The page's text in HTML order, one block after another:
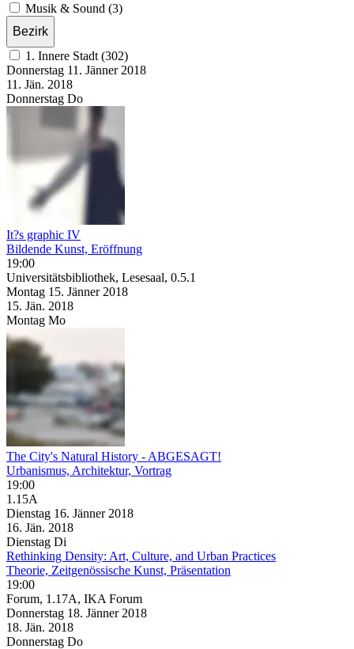
Musik & Sound (3)
Bezirk
1. Innere Stadt (302)
Donnerstag 11. Jänner 2018
11. Jän. 2018
Donnerstag Do
It?s graphic IV
Bildende Kunst, Eröffnung
19:00
Universitätsbibliothek, Lesesaal, 0.5.1
Montag 15. Jänner 2018
15. Jän. 2018
Montag Mo
The City's Natural History - ABGESAGT!
Urbanismus, Architektur, Vortrag
19:00
1.15A
Dienstag 16. Jänner 2018
16. Jän. 2018
Dienstag Di
Rethinking Density: Art, Culture, and Urban Practices
Theorie, Zeitgenössische Kunst, Präsentation
19:00
Forum, 1.17A, IKA Forum
Donnerstag 18. Jänner 2018
18. Jän. 2018
Donnerstag Do